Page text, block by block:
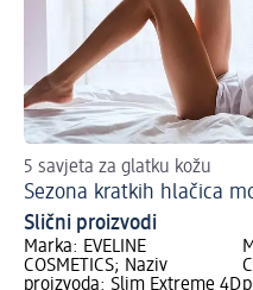
5 savjeta za glatku kožu
Sezona kratkih hlačica
Slični proizvodi
Marka: EVELINE
COSMETICS; Naziv
proizvoda: Slim Extreme 4D